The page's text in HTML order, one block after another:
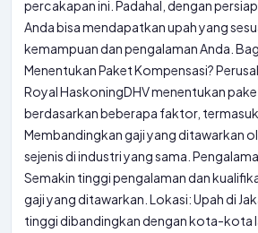
percakapan ini. Padahal, dengan
Anda bisa mendapatkan upah yang
kemampuan dan pengalaman Anda.
Menentukan Paket Kompensasi?
Royal HaskoningDHV menentukan
berdasarkan beberapa faktor,
Membandingkan gaji yang ditawarkan
sejenis di industri yang sama.
Semakin tinggi pengalaman dan
gaji yang ditawarkan. Lokasi: Upah di
tinggi dibandingkan dengan kota-kota